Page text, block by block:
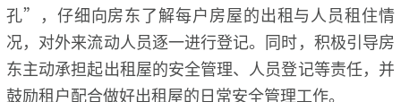
孔”，仔细向房东了解每户房屋的出租与人员租住情
况，对外来流动人员逐一进行登记。同时，积极引导房
东主动承担起出租屋的安全管理、人员登记等责任，并
鼓励租户配合做好出租屋的日常安全管理工作。